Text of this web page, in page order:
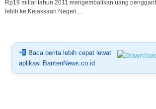
Rp19 miliar tahun 2011 mengembalikan uang
lebih ke Kejaksaan Negeri...
Baca berita lebih cepat lewat
aplikasi BantenNews.co.id